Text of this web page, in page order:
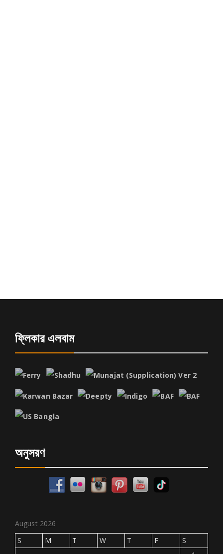
ফ্লিকার এলবাম
অনুসরণ
August 2026
S
M T W T F
S